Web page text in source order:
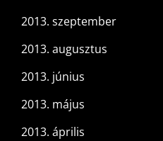
2013. szeptember
2013. augusztus
2013. június
2013. május
2013. április